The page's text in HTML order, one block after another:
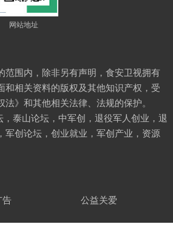
网站地址
范围内，除非另有声明，食安卫视拥有
和相关资料的版权及其他知识产权，受
法》和其他相关法律、法规的保护。
泰山论坛，中军创，退役军人创业，退
军创论坛，创业就业，军创产业，资源
告 公益关爱